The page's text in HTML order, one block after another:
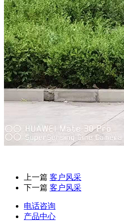
上一篇 客户风采
下一篇 客户风采
电话咨询
产品中心